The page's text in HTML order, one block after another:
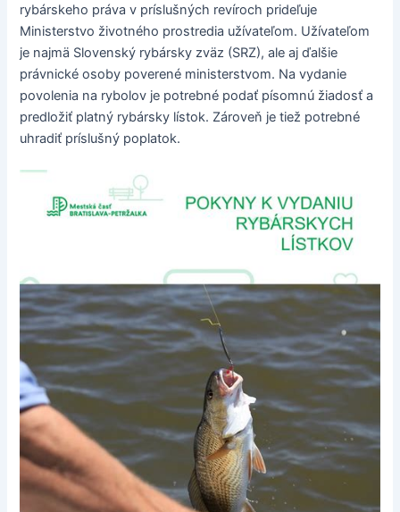
rybárskeho práva v príslušných revíroch prideľuje
Ministerstvo životného prostredia užívateľom. Užívateľom
je najmä Slovenský rybársky zväz (SRZ), ale aj ďalšie
právnické osoby poverené ministerstvom. Na vydanie
povolenia na rybolov je potrebné podať písomnú žiadosť a
predložiť platný rybársky lístok. Zároveň je tiež potrebné
uhradiť príslušný poplatok.